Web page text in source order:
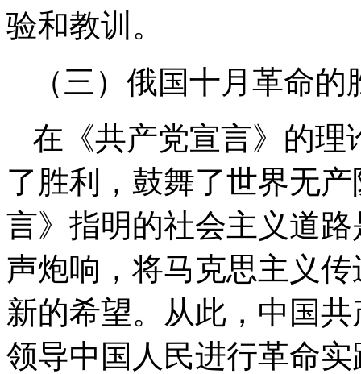
验和教训。
（三）俄国十月革命
在《共产党宣言》的理
了胜利，鼓舞了世界无
言》指明的社会主义道
声炮响，将马克思主义
新的希望。从此，中国
领导中国人民进行革命